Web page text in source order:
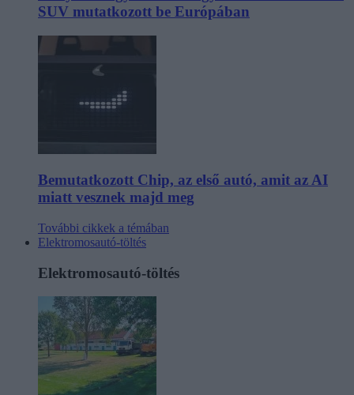
SUV mutatkozott be Európában
Bemutatkozott Chip, az első autó, amit az AI
miatt vesznek majd meg
További cikkek a témában
Elektromosautó-töltés
Elektromosautó-töltés